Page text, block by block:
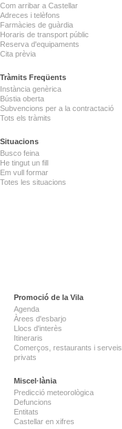
Com arribar a Castellar
Adreces i telèfons
Farmàcies de guàrdia
Horaris de transport públic
Reserva d'equipaments
Cita prèvia
Tràmits Freqüents
Instància genèrica
Bústia oberta
Subvencions per a la contractació
Tots els tràmits
Situacions
Busco feina
He tingut un fill
Em vull formar
Totes les situacions
Promoció de la Vila
Agenda
Àrees d'esbarjo
Llocs d'interès
Itineraris
Comerços, restaurants i serveis
privats
Miscel·lània
Predicció meteorològica
Defuncions
Entitats
Castellar en xifres